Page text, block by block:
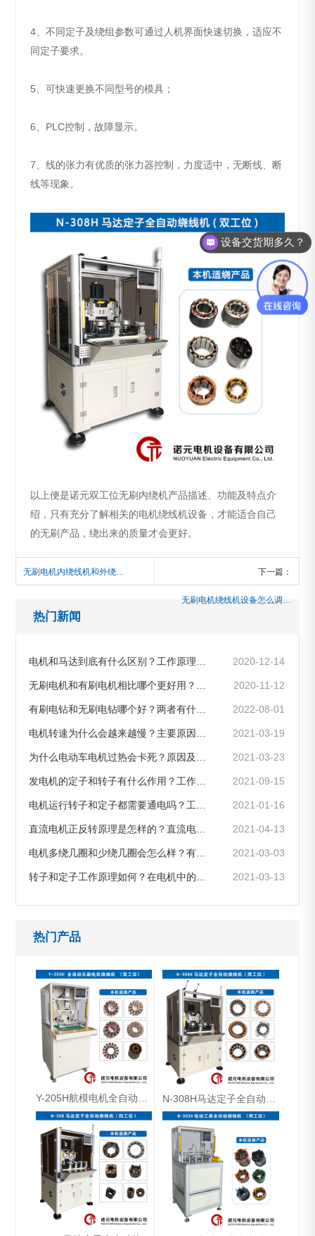
4、不同定子及绕组参数可通过人机界面快速切换，适应不
同定子要求。
5、可快速更换不同型号的模具；
6、PLC控制，故障显示。
7、线的张力有优质的张力器控制，力度适中，无断线、断
线等现象。
以上便是诺元双工位无刷内绕机产品描述、功能及特点介
绍，只有充分了解相关的电机绕线机设备，才能适合自己
的无刷产品，绕出来的质量才会更好。
无刷电机内绕线机和外绕线机有什么不同？工作原理如何？ 下一篇：
无刷电机绕线机设备怎么调速度？要注意什么问题？
热门新闻
2020-12-14
2020-11-12
2022-08-01
2021-03-19
2021-03-23
2021-09-15
2021-01-16
2021-04-13
2021-03-03
2021-03-13
热门产品
设备交货期多久？